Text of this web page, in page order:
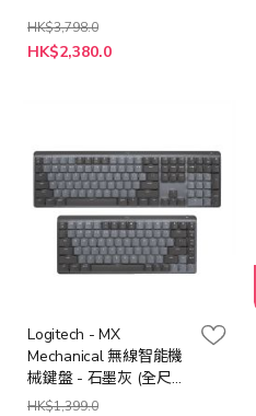
送貨時間: 7-10工作天]
HK$3,798.0
特
殊
HK$2,380.0
Logitech - MX
Mechanical 無線智能機
械鍵盤 - 石墨灰 (全尺寸/
迷你型)(茶軸/紅軸)
HK$1,399.0